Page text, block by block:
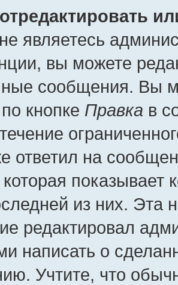
являетесь
вы можете
сообщения. Вы
кнопке Правка в
ответил на
показывает
из них. Эта
редактировал
написать о
Учтите, что